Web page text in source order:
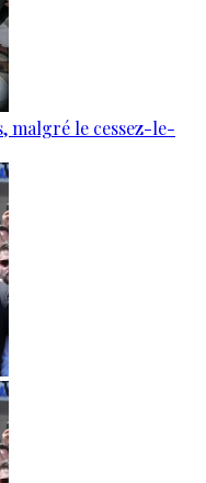
malgré le cessez-le-